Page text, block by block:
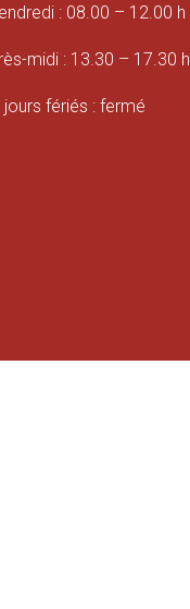
: 08.00 – 12.00 h
midi : 13.30 – 17.30 h
fériés : fermé